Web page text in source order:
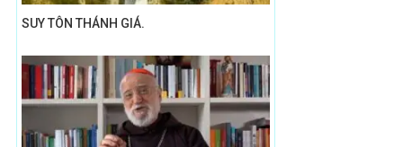
SUY TÔN THÁNH GIÁ.